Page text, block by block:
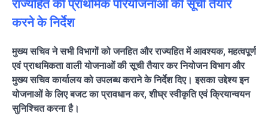
राज्यहित की प्राथमिक परियोजनाओं की सूची तैयार
करने के निर्देश
मुख्य सचिव ने सभी विभागों को जनहित और राज्यहित में आवश्यक, महत्वपूर्ण
एवं प्राथमिकता वाली योजनाओं की सूची तैयार कर नियोजन विभाग और
मुख्य सचिव कार्यालय को उपलब्ध कराने के निर्देश दिए। इसका उद्देश्य इन
योजनाओं के लिए बजट का प्रावधान कर, शीघ्र स्वीकृति एवं क्रियान्वयन
सुनिश्चित करना है।